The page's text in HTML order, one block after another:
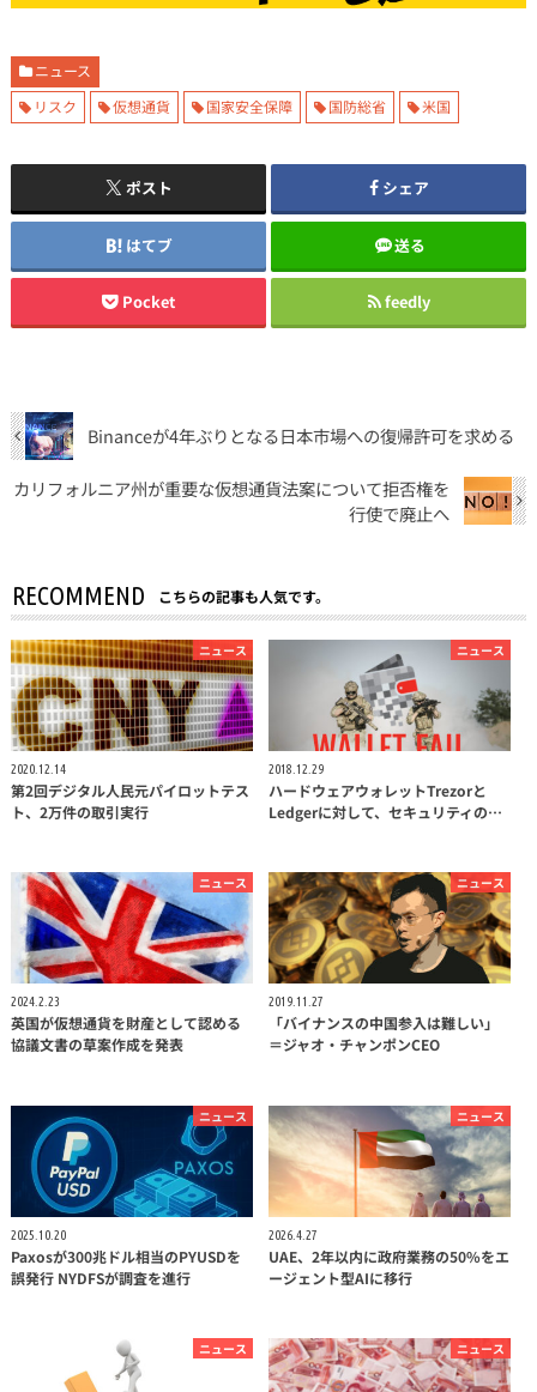
ニュース
リスク
仮想通貨 国家安全保障 国防総省 米国
ポスト シェア
はてブ 送る
Pocket feedly
Binanceが4年ぶりとなる日本市場への復帰許可を求める
カリフォルニア州が重要な仮想通貨法案について拒否権を
行使で廃止へ
RECOMMEND こちらの記事も人気です。
ニュース
2020.12.14
第2回デジタル人民元パイロットテス
ト、2万件の取引実行
ニュース
2018.12.29
ハードウェアウォレットTrezorと
Ledgerに対して、セキュリティの…
ニュース
2024.2.23
英国が仮想通貨を財産として認める
協議文書の草案作成を発表
ニュース
2019.11.27
「バイナンスの中国参入は難しい」
＝ジャオ・チャンポンCEO
ニュース
2025.10.20
Paxosが300兆ドル相当のPYUSDを
誤発行 NYDFSが調査を進行
ニュース
2026.4.27
UAE、2年以内に政府業務の50%をエ
ージェント型AIに移行
ニュース ニュース